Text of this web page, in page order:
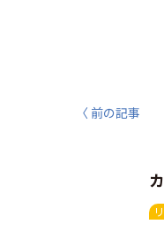
〈 前の記事